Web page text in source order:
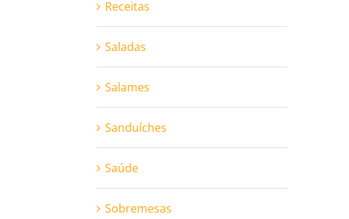
Receitas
Saladas
Salames
Sanduíches
Saúde
Sobremesas